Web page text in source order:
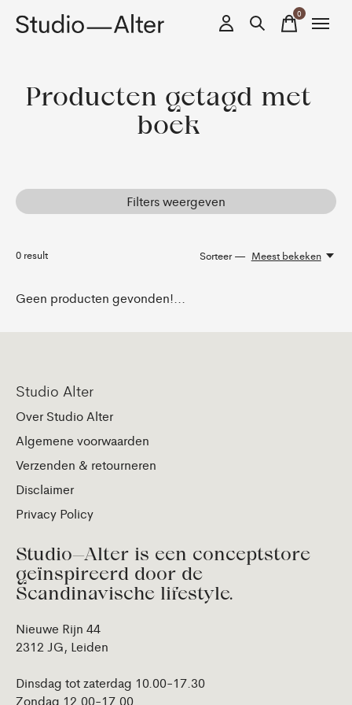
0items
Producten getagd met
boek
Filters weergeven
0 result Sorteer — Meest bekeken
Geen producten gevonden!...
Studio Alter
Over Studio Alter
Algemene voorwaarden
Verzenden & retourneren
Disclaimer
Privacy Policy
Studio—Alter is een conceptstore
geïnspireerd door de
Scandinavische lifestyle.
Nieuwe Rijn 44
2312 JG, Leiden
Dinsdag tot zaterdag 10.00-17.30
Zondag 12.00-17.00